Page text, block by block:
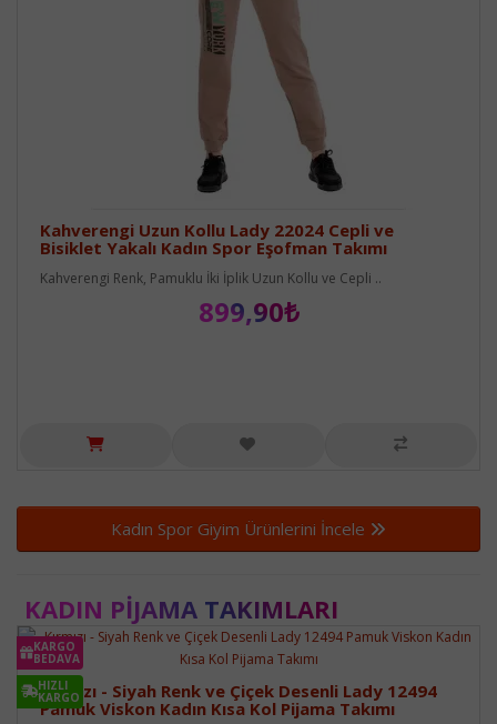
Kahverengi Uzun Kollu Lady 22024 Cepli ve
Bisiklet Yakalı Kadın Spor Eşofman Takımı
Kahverengi Renk, Pamuklu İki İplik Uzun Kollu ve Cepli ..
899,90₺
Kadın Spor Giyim Ürünlerini İncele
KADIN PIJAMA TAKIMLARI
KARGO
BEDAVA
HIZLI
KARGO
Kırmızı - Siyah Renk ve Çiçek Desenli Lady 12494
Pamuk Viskon Kadın Kısa Kol Pijama Takımı